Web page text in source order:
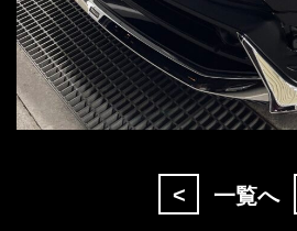
< 一覧へ